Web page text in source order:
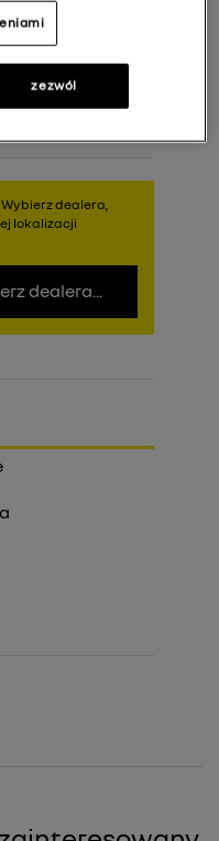
406,00 zł
Do koszyka
dealera,
lokalizacji
dealera...
zezwól